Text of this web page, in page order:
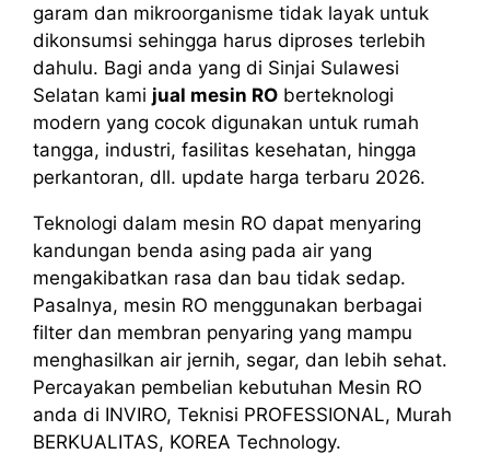
garam dan mikroorganisme tidak layak untuk
dikonsumsi sehingga harus diproses terlebih
dahulu. Bagi anda yang di Sinjai Sulawesi
Selatan kami jual mesin RO berteknologi
modern yang cocok digunakan untuk rumah
tangga, industri, fasilitas kesehatan, hingga
perkantoran, dll. update harga terbaru 2026.
Teknologi dalam mesin RO dapat menyaring
kandungan benda asing pada air yang
mengakibatkan rasa dan bau tidak sedap.
Pasalnya, mesin RO menggunakan berbagai
filter dan membran penyaring yang mampu
menghasilkan air jernih, segar, dan lebih sehat.
Percayakan pembelian kebutuhan Mesin RO
anda di INVIRO, Teknisi PROFESSIONAL, Murah
BERKUALITAS, KOREA Technology.